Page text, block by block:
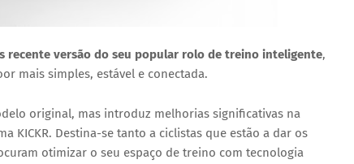
recente versão do seu popular rolo de treino inteligente,
mais simples, estável e conectada.
original, mas introduz melhorias significativas na
KICKR. Destina-se tanto a ciclistas que estão a dar os
otimizar o seu espaço de treino com tecnologia